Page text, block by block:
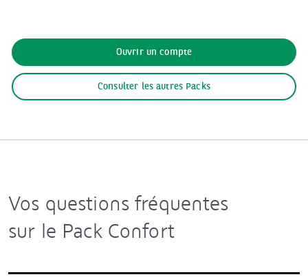
Ouvrir un compte
Consulter les autres Packs
Vos questions fréquentes
sur le Pack Confort